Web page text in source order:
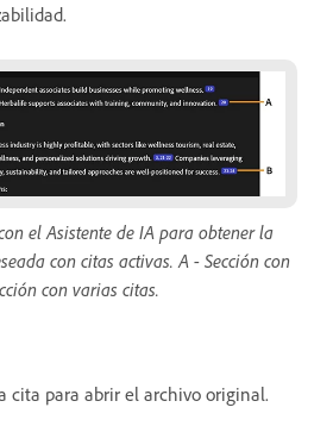
el Asistente de IA para obtener la
con citas activas. A - Sección con
con varias citas.
cita para abrir el archivo original.